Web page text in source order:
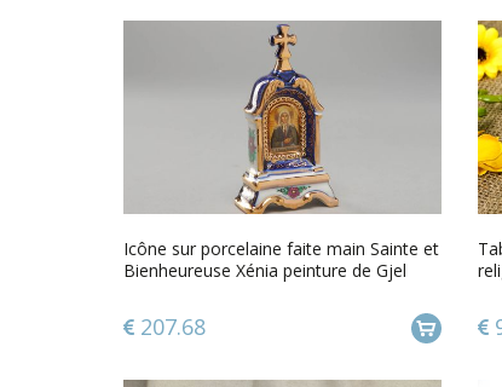
Icône sur porcelaine faite main Sainte et
Bienheureuse Xénia peinture de Gjel
207.68